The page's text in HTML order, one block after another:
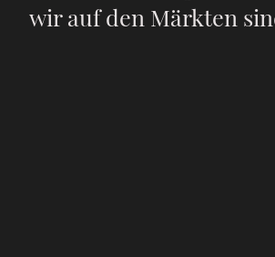
wir auf den Märkten